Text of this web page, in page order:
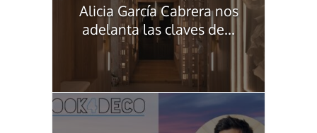
Alicia García Cabrera nos
adelanta las claves de...